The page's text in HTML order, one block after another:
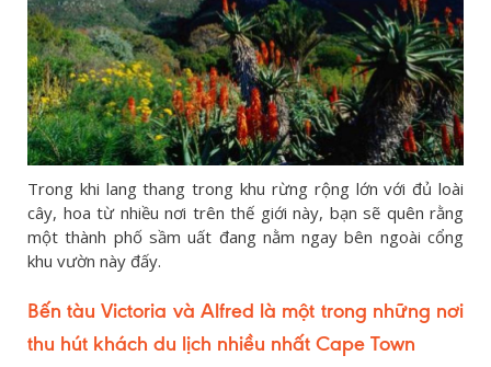
Trong khi lang thang trong khu rừng rộng lớn với đủ loài
cây, hoa từ nhiều nơi trên thế giới này, bạn sẽ quên rằng
một thành phố sầm uất đang nằm ngay bên ngoài cổng
khu vườn này đấy.
Bến tàu Victoria và Alfred là một trong những nơi
thu hút khách du lịch nhiều nhất Cape Town